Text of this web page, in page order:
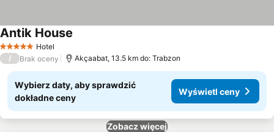
5 KategoriaHotel
Antik House
/ Brak oceny Akçaabat, 13.5 km do: Trabzon
Wybierz daty, aby sprawdzić
dokładne ceny
Wyświetl ceny
Zobacz więcej